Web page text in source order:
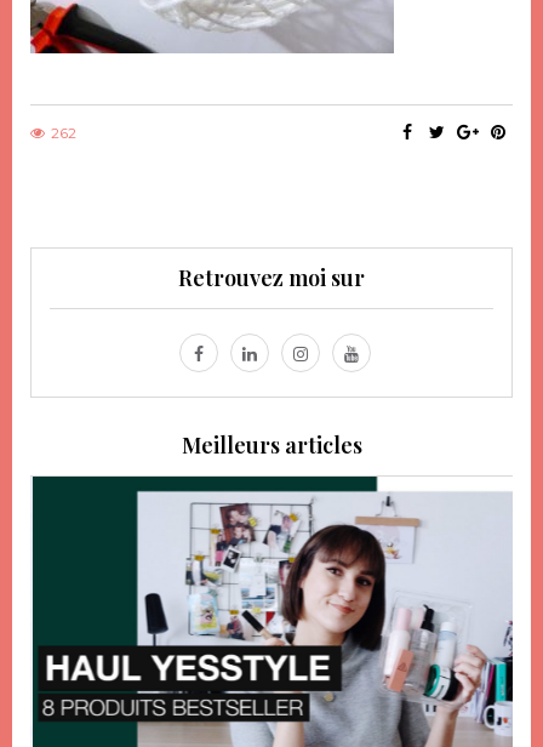
262
Retrouvez moi sur
Meilleurs articles